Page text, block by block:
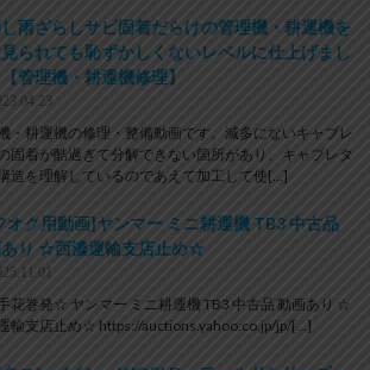
雨ざらしサビ固着だらけの管理機・耕運機を
られても恥ずかしくないレベルに仕上げまし
管理機・耕運機修理】
・耕運機の修理・整備動画です。滅多にないキャブレ
固着が酷過ぎて分解できない箇所があり、キャブレタ
造を理解しているのであえて加工して使[…]
オク用動画]ヤンマー ミニ耕運機 TB3 中古品
あり ☆西濃運輸支店止め☆
花巻発☆ ヤンマー ミニ耕運機 TB3 中古品 動画あり ☆
輸支店止め☆ https://auctions.yahoo.co.jp/jp/[…]